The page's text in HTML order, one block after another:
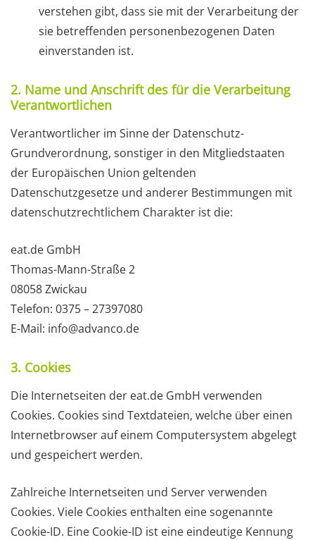
verstehen gibt, dass sie mit der Verarbeitung der
sie betreffenden personenbezogenen Daten
einverstanden ist.
2. Name und Anschrift des für die Verarbeitung
Verantwortlichen
Verantwortlicher im Sinne der Datenschutz-
Grundverordnung, sonstiger in den Mitgliedstaaten
der Europäischen Union geltenden
Datenschutzgesetze und anderer Bestimmungen mit
datenschutzrechtlichem Charakter ist die:
eat.de GmbH
Thomas-Mann-Straße 2
08058 Zwickau
Telefon: 0375 – 27397080
E-Mail: info@advanco.de
3. Cookies
Die Internetseiten der eat.de GmbH verwenden
Cookies. Cookies sind Textdateien, welche über einen
Internetbrowser auf einem Computersystem abgelegt
und gespeichert werden.
Zahlreiche Internetseiten und Server verwenden
Cookies. Viele Cookies enthalten eine sogenannte
Cookie-ID. Eine Cookie-ID ist eine eindeutige Kennung